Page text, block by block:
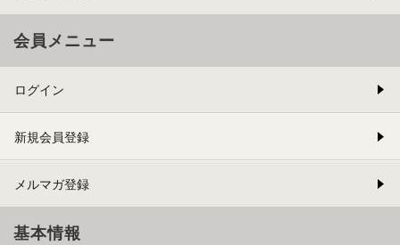
会員メニュー
ログイン
新規会員登録
メルマガ登録
基本情報